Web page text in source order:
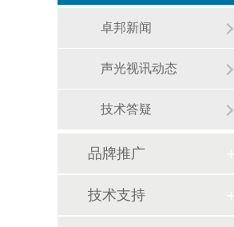
卓邦新闻
声光视讯动态
技术答疑
品牌推广
技术支持